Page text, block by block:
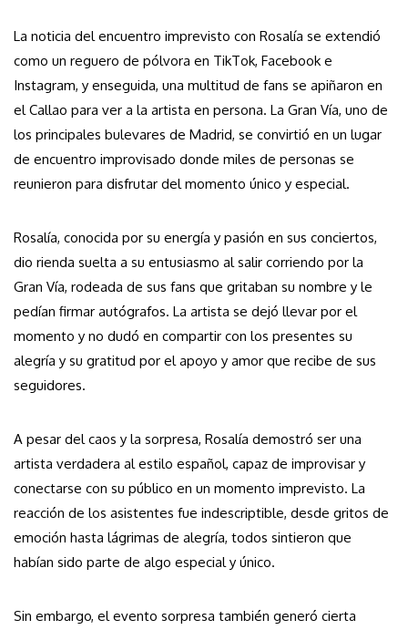
La noticia del encuentro imprevisto con Rosalía se extendió
como un reguero de pólvora en TikTok, Facebook e
Instagram, y enseguida, una multitud de fans se apiñaron en
el Callao para ver a la artista en persona. La Gran Vía, uno de
los principales bulevares de Madrid, se convirtió en un lugar
de encuentro improvisado donde miles de personas se
reunieron para disfrutar del momento único y especial.
Rosalía, conocida por su energía y pasión en sus conciertos,
dio rienda suelta a su entusiasmo al salir corriendo por la
Gran Vía, rodeada de sus fans que gritaban su nombre y le
pedían firmar autógrafos. La artista se dejó llevar por el
momento y no dudó en compartir con los presentes su
alegría y su gratitud por el apoyo y amor que recibe de sus
seguidores.
A pesar del caos y la sorpresa, Rosalía demostró ser una
artista verdadera al estilo español, capaz de improvisar y
conectarse con su público en un momento imprevisto. La
reacción de los asistentes fue indescriptible, desde gritos de
emoción hasta lágrimas de alegría, todos sintieron que
habían sido parte de algo especial y único.
Sin embargo, el evento sorpresa también generó cierta